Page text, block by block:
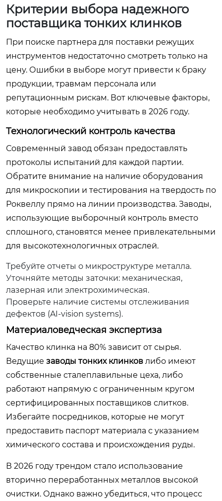
Критерии выбора надежного
поставщика тонких клинков
При поиске партнера для поставки режущих
инструментов недостаточно смотреть только на
цену. Ошибки в выборе могут привести к браку
продукции, травмам персонала или
репутационным рискам. Вот ключевые факторы,
которые необходимо учитывать в 2026 году.
Технологический контроль качества
Современный завод обязан предоставлять
протоколы испытаний для каждой партии.
Обратите внимание на наличие оборудования
для микроскопии и тестирования на твердость по
Роквеллу прямо на линии производства. Заводы,
использующие выборочный контроль вместо
сплошного, становятся менее привлекательными
для высокотехнологичных отраслей.
Требуйте отчеты о микроструктуре металла.
Уточняйте методы заточки: механическая,
лазерная или электрохимическая.
Проверьте наличие системы отслеживания
дефектов (AI-vision systems).
Материаловедческая экспертиза
Качество клинка на 80% зависит от сырья.
Ведущие заводы тонких клинков либо имеют
собственные сталеплавильные цеха, либо
работают напрямую с ограниченным кругом
сертифицированных поставщиков слитков.
Избегайте посредников, которые не могут
предоставить паспорт материала с указанием
химического состава и происхождения руды.
В 2026 году трендом стало использование
вторично переработанных металлов высокой
очистки. Однако важно убедиться, что процесс